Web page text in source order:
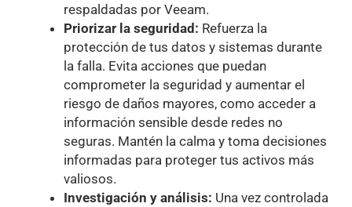
respaldadas por Veeam.
Priorizar la seguridad: Refuerza la
protección de tus datos y sistemas durante
la falla. Evita acciones que puedan
comprometer la seguridad y aumentar el
riesgo de daños mayores, como acceder a
información sensible desde redes no
seguras. Mantén la calma y toma decisiones
informadas para proteger tus activos más
valiosos.
Investigación y análisis: Una vez controlada